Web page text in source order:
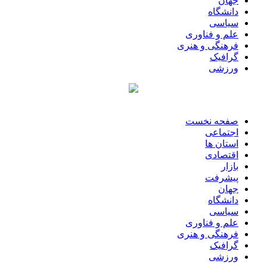
دانشگاه
سیاسی
علم و فناوری
فرهنگی و هنری
گرافیک
ورزشی
صفحه نخست
اجتماعی
استان ها
اقتصادی
بازار
پیشرفت
جهان
دانشگاه
سیاسی
علم و فناوری
فرهنگی و هنری
گرافیک
ورزشی